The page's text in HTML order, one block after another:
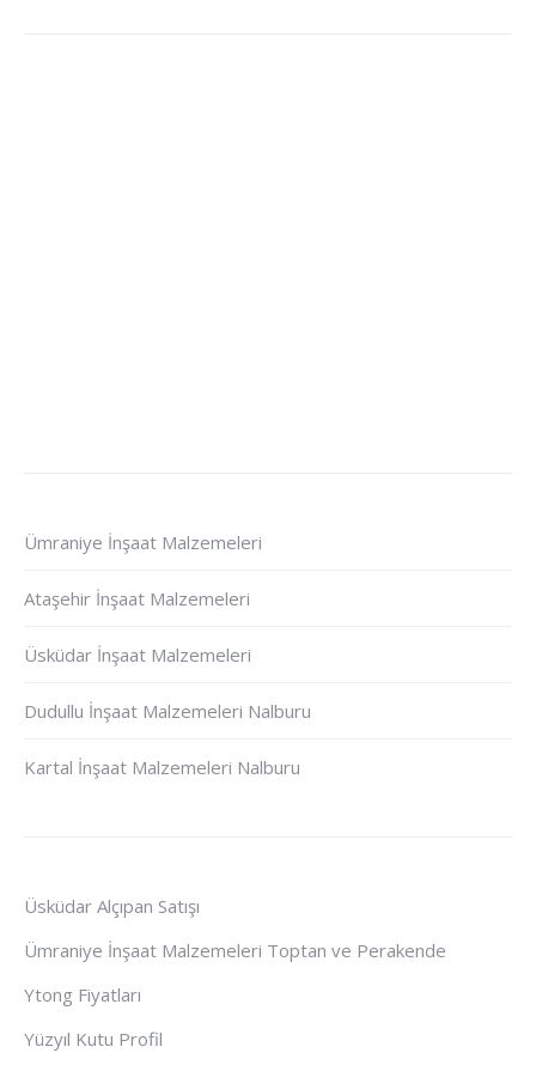
Ümraniye İnşaat Malzemeleri
Ataşehir İnşaat Malzemeleri
Üsküdar İnşaat Malzemeleri
Dudullu İnşaat Malzemeleri Nalburu
Kartal İnşaat Malzemeleri Nalburu
Üsküdar Alçıpan Satışı
Ümraniye İnşaat Malzemeleri Toptan ve Perakende
Ytong Fiyatları
Yüzyıl Kutu Profil